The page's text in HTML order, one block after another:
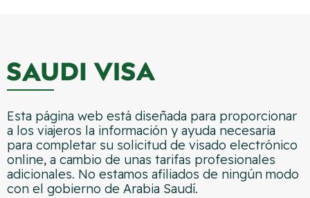
Esta página web está diseñada para proporcionar
a los viajeros la información y ayuda necesaria
para completar su solicitud de visado electrónico
online, a cambio de unas tarifas profesionales
adicionales. No estamos afiliados de ningún modo
con el gobierno de Arabia Saudí.